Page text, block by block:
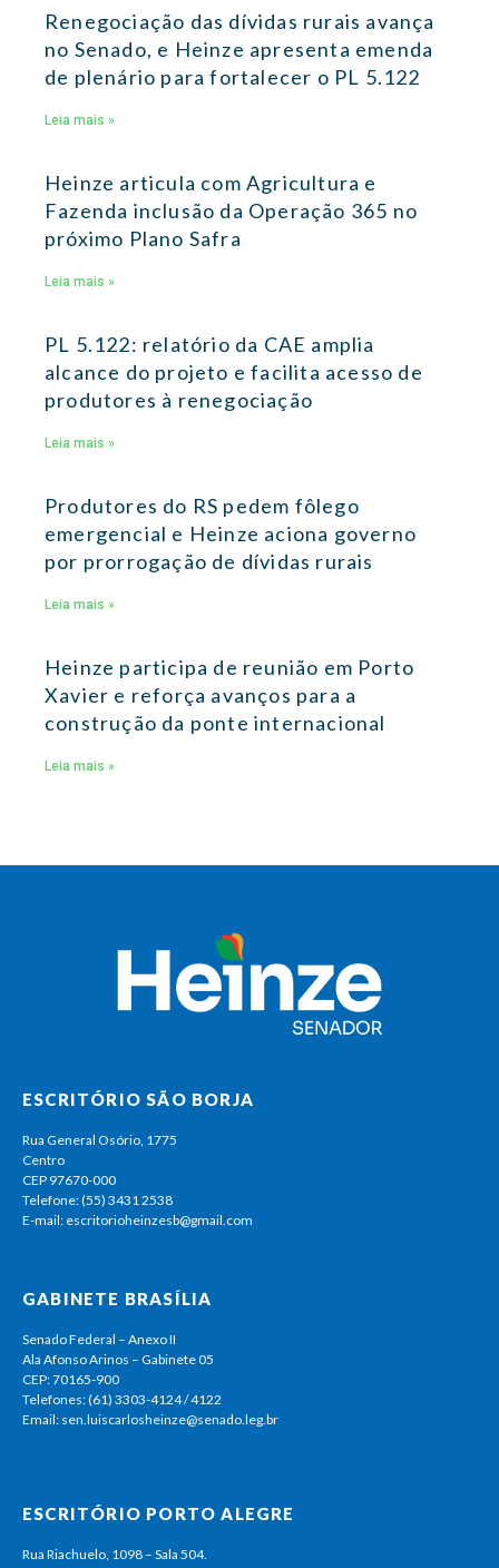
Renegociação das dívidas rurais avança
no Senado, e Heinze apresenta emenda
de plenário para fortalecer o PL 5.122
Leia mais »
Heinze articula com Agricultura e
Fazenda inclusão da Operação 365 no
próximo Plano Safra
Leia mais »
PL 5.122: relatório da CAE amplia
alcance do projeto e facilita acesso de
produtores à renegociação
Leia mais »
Produtores do RS pedem fôlego
emergencial e Heinze aciona governo
por prorrogação de dívidas rurais
Leia mais »
Heinze participa de reunião em Porto
Xavier e reforça avanços para a
construção da ponte internacional
Leia mais »
ESCRITÓRIO SÃO BORJA
Rua General Osório, 1775
Centro
CEP 97670-000
Telefone: (55) 3431 2538
E-mail: escritorioheinzesb@gmail.com
GABINETE BRASÍLIA
Senado Federal – Anexo II
Ala Afonso Arinos – Gabinete 05
CEP: 70165-900
Telefones: (61) 3303-4124 / 4122
Email: sen.luiscarlosheinze@senado.leg.br
ESCRITÓRIO PORTO ALEGRE
Rua Riachuelo, 1098 – Sala 504.